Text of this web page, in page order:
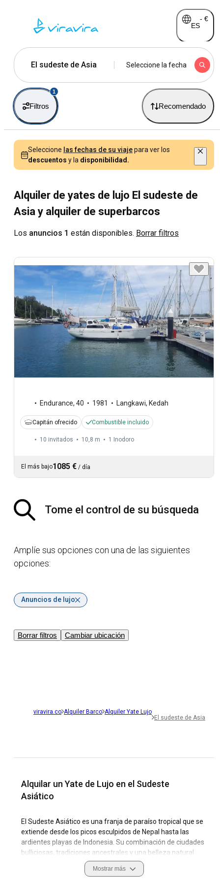
ES
- €
El sudeste de Asia Seleccione la fecha
Filtros
1
Recomendado
Seleccione las fechas de su viajepara ver los
descuentos y la disponibilidad.
Alquiler de yates de lujo El sudeste de
Asia y alquiler de superbarcos
Los anuncios 1 están disponibles. Borrar filtros
Endurance, 40 1981 Langkawi, Kedah
Capitán ofrecido Combustible incluido
10 invitados 10,8 m 1 Inodoro
El más bajo1085 € / día
Tome el control de su búsqueda
Amplíe sus opciones con una de las siguientes
opciones:
Anuncios de lujo
Borrar filtros Cambiar ubicación
viravira.co Alquiler Barco Alquiler Yate Lujo
El sudeste de Asia
Alquilar un Yate de Lujo en el Sudeste
Asiático
El Sudeste Asiático es una franja de paraíso tropical que se
extiende desde los picos esculpidos de Nepal hasta las
ardientes playas de Indonesia. Su combinación de ciudades
bulliciosas, tradiciones ancestrales y una belleza natural
intacta atrae a trotamundos de todos los rincones del
planeta. Como destino de navegación, el Sudeste Asiático
Mostrar más